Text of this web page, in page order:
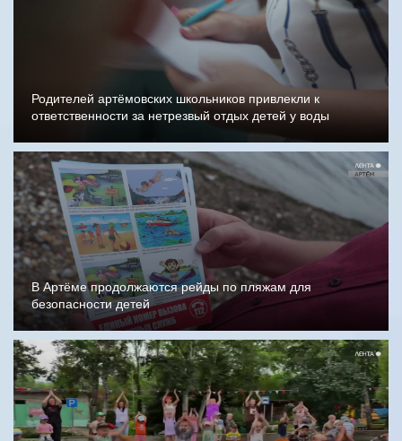
Родителей артёмовских школьников привлекли к
ответственности за нетрезвый отдых детей у воды
В Артёме продолжаются рейды по пляжам для
безопасности детей